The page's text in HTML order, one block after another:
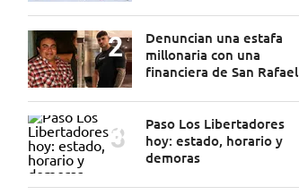
Denuncian una estafa
millonaria con una
financiera de San Rafael
Paso Los Libertadores
hoy: estado, horario y
demoras